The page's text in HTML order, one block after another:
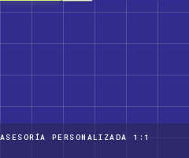
ASESORÍA PERSONALIZADA 1:1